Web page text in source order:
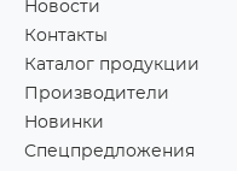
Новости
Контакты
Каталог продукции
Производители
Новинки
Спецпредложения